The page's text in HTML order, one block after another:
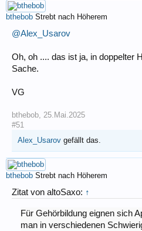
bthebob Strebt nach Höherem
@Alex_Usarov
Oh, oh .... das ist ja, in doppelter
Sache.
VG
bthebob 25.Mai.2025
#51
Alex_Usarov gefällt das.
bthebob Strebt nach Höherem
Zitat von altoSaxo: ↑
Für Gehörbildung eignen sich
man in verschiedenen